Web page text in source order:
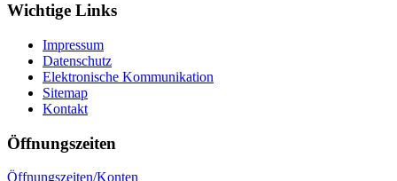
Wichtige Links
Impressum
Datenschutz
Elektronische Kommunikation
Sitemap
Kontakt
Öffnungszeiten
Öffnungszeiten/Konten